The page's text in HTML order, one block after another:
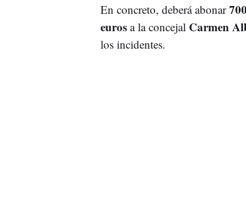
En concreto, deberá abonar
eurosa la concejal Carmen
los incidentes.